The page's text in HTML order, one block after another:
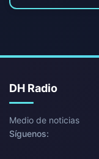
DH Radio
Medio de noticias
Síguenos: